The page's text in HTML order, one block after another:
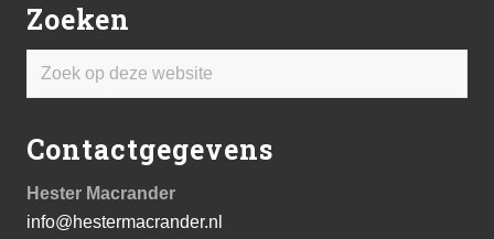
Zoeken
Zoek
website
Contactgegevens
Hester Macrander
info@hestermacrander.nl